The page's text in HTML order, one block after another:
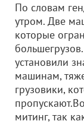
По словам
утром. Две
которые
установили
машинам,
грузовики,
митинг, так